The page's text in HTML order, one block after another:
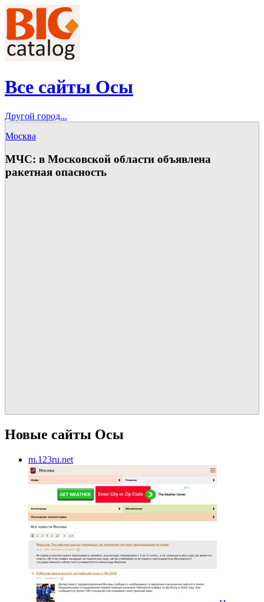
Все сайты Осы
Другой город...
Москва
МЧС: в Московской области объявлена
ракетная опасность
Новые сайты Осы
m.123ru.net